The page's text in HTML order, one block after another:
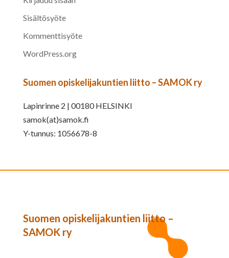
Sisältösyöte
Kommenttisyöte
WordPress.org
Suomen opiskelijakuntien liitto – SAMOK ry
Lapinrinne 2 | 00180 HELSINKI
samok(at)samok.fi
Y-tunnus: 1056678-8
Suomen opiskelijakuntien liitto –
SAMOK ry